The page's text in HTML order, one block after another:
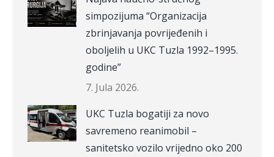
simpozijuma “Organizacija
zbrinjavanja povrijeđenih i
oboljelih u UKC Tuzla 1992–1995.
godine”
7. Jula 2026.
UKC Tuzla bogatiji za novo
savremeno reanimobil –
sanitetsko vozilo vrijedno oko 200